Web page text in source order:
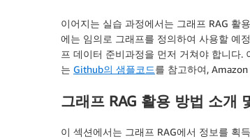
이어지는 실습 과정에서는 그래프 RAG 활
에는 임의로 그래프를 정의하여 사용할 예
프 데이터 준비과정을 먼저 거쳐야 합니다
는 Github의 샘플코드를 참고하여,
그래프 RAG 활용 방법 소개
이 섹션에서는 그래프 RAG에서 정보를 획